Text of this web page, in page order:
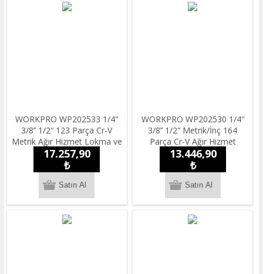
WORKPRO WP202533 1/4'’
3/8’’ 1/2'’ 123 Parça Cr-V
Metrik Ağır Hizmet Lokma ve
Kombine Anahtar Takımı
17.257,90
₺
WORKPRO WP202530 1/4'’
3/8’’ 1/2'’ Metrik/İnç 164
Parça Cr-V Ağır Hizmet
Lokma ve Kombine Anahtar
Takımı
13.446,90
₺